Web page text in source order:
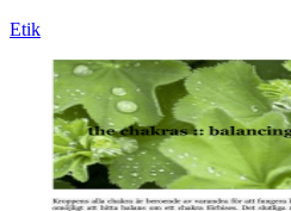
Etik